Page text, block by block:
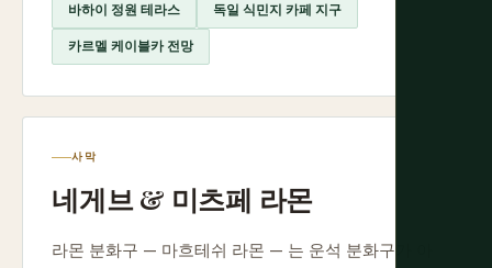
바하이 정원 테라스 독일 식민지 카페 지구
카르멜 케이블카 전망
사막
네게브 & 미츠페 라몬
라몬 분화구 — 마흐테쉬 라몬 — 는 운석 분화구가 아